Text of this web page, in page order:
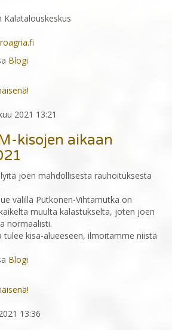
Kalatalouskeskus
Blogi
2021 13:21
kisojen aikaan
joen mahdollisesta rauhoituksesta
välillä Putkonen-Vihtamutka on
muulta kalastukselta, joten joen
normaalisti.
tulee kisa-alueeseen, ilmoitamme niistä
Blogi
13:36